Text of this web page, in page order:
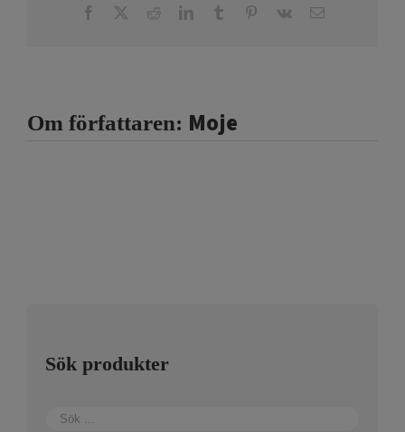
Facebook RedditLinkedInTumblr Pinterest
Vk E-
Om författaren: Moje
Sök produkter